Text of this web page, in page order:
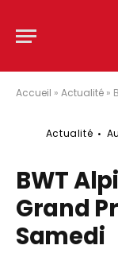
Accueil » Actualité »
Actualité
BWT
Grand
Samedi